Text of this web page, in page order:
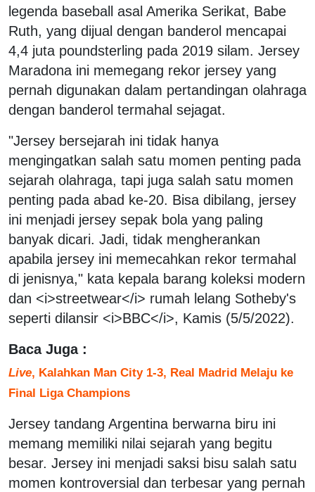
legenda baseball asal Amerika Serikat, Babe
Ruth, yang dijual dengan banderol mencapai
4,4 juta poundsterling pada 2019 silam. Jersey
Maradona ini memegang rekor jersey yang
pernah digunakan dalam pertandingan olahraga
dengan banderol termahal sejagat.
"Jersey bersejarah ini tidak hanya
mengingatkan salah satu momen penting pada
sejarah olahraga, tapi juga salah satu momen
penting pada abad ke-20. Bisa dibilang, jersey
ini menjadi jersey sepak bola yang paling
banyak dicari. Jadi, tidak mengherankan
apabila jersey ini memecahkan rekor termahal
di jenisnya," kata kepala barang koleksi modern
dan <i>streetwear</i> rumah lelang Sotheby's
seperti dilansir <i>BBC</i>, Kamis (5/5/2022).
Baca Juga :
Live, Kalahkan Man City 1-3, Real Madrid Melaju ke
Final Liga Champions
Jersey tandang Argentina berwarna biru ini
memang memiliki nilai sejarah yang begitu
besar. Jersey ini menjadi saksi bisu salah satu
momen kontroversial dan terbesar yang pernah